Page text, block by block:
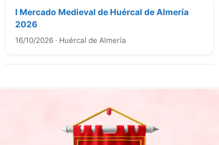
I Mercado Medieval de Huércal de Almería
2026
16/10/2026 · Huércal de Almería